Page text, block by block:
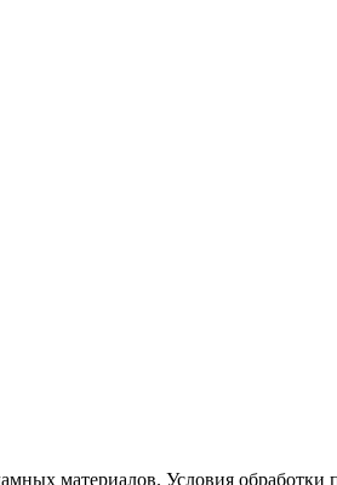
материалов. Условия обработки